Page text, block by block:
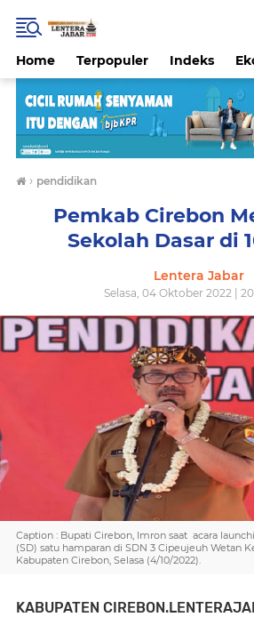
Home Terpopuler Indeks
› pendidikan
Pemkab Cirebon
Sekolah Dasar di
Lentera Jabar
Selasa, 04 Oktober 2022 |
Caption : Bupati Cirebon, Imron saat acara
(SD) satu hamparan di SDN 3 Cipeujeuh Wetan
Kabupaten Cirebon, Selasa (4/10/2022).
KABUPATEN